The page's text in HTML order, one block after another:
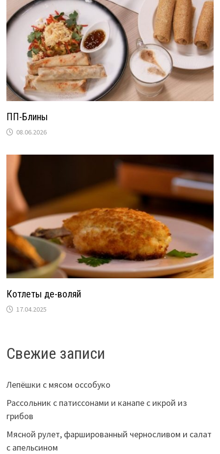
ПП-Блины
08.06.2026
Котлеты де-воляй
17.04.2025
Свежие записи
Лепёшки с мясом оссобуко
Рассольник с патиссонами и канапе с икрой из
грибов
Мясной рулет, фаршированный черносливом и салат
с апельсином